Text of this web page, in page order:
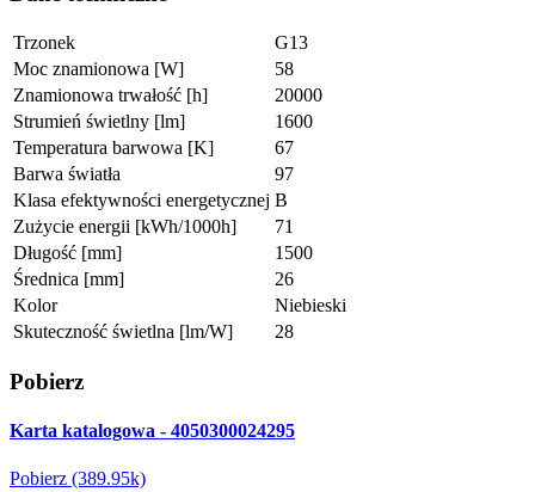
Trzonek
G13
Moc znamionowa [W]
58
Znamionowa trwałość [h]
20000
Strumień świetlny [lm]
1600
Temperatura barwowa [K]
67
Barwa światła
97
Klasa efektywności energetycznej B
Zużycie energii [kWh/1000h]
71
Długość [mm]
1500
Średnica [mm]
26
Kolor
Niebieski
Skuteczność świetlna [lm/W]
28
Pobierz
Karta katalogowa - 4050300024295
Pobierz (389.95k)